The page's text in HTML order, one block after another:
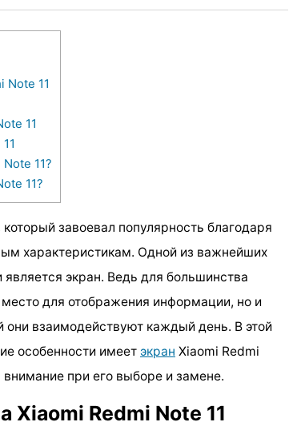
Note 11
11
11?
11?
завоевал популярность благодаря
характеристикам. Одной из важнейших
экран. Ведь для большинства
для отображения информации, но и
они взаимодействуют каждый день. В этой
особенности имеет экран Xiaomi Redmi
внимание при его выборе и замене.
Xiaomi Redmi Note 11